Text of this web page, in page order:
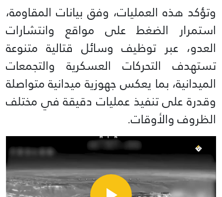
وتؤكد هذه العمليات، وفق بيانات المقاومة،
استمرار الضغط على مواقع وانتشارات
العدو، عبر توظيف وسائل قتالية متنوعة
تستهدف التحركات العسكرية والتجمعات
الميدانية، بما يعكس جهوزية ميدانية متواصلة
وقدرة على تنفيذ عمليات دقيقة في مختلف
الظروف والأوقات.